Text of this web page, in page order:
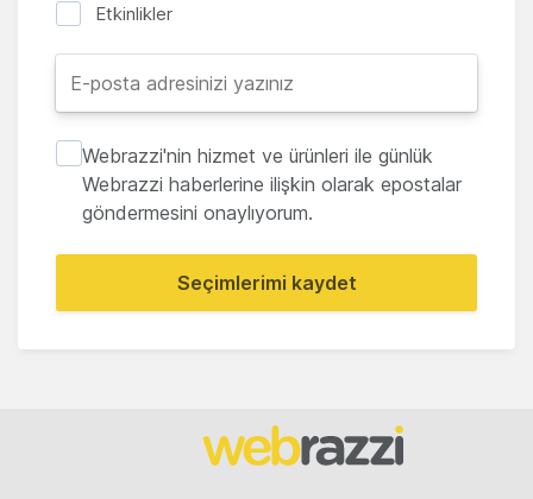
Etkinlikler
Webrazzi'nin hizmet ve ürünleri ile günlük
Webrazzi haberlerine ilişkin olarak epostalar
göndermesini onaylıyorum.
Seçimlerimi kaydet